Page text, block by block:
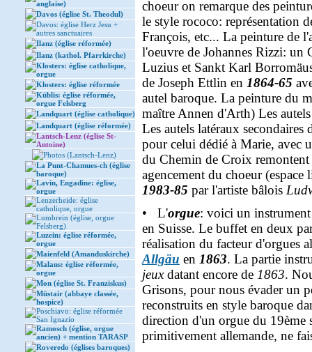
anglaise)
Davos (église St. Theodul)
Davos: église Herz Jesu +
autres sanctuaires
Ilanz (église réformée)
Ilanz (kathol. Pfarrkirche)
Klosters: église catholique,
orgue
Klosters: église réformée
Küblis: église réformée,
orgue Felsberg
Landquart (église catholique)
Landquart (église réformée)
Lantsch-Lenz (église St-
Antoine)
Photos (Lantsch-Lenz)
La Punt-Chamues-ch (église
baroque)
Lavin, Engadine: église,
orgue
Lenzerheide: église
catholique, orgue
Lumbrein (église, orgue
Felsberg)
Luzein: église réformée,
orgue
Maienfeld (Amanduskirche)
Malans: église réformée,
orgue
Mon (église St. Franziskus)
Müstair (abbaye classée,
hospice)
Poschiavo: église réformée
San Ignazio
Ramosch (église, orgue
ancien) + mention TARASP
Roveredo (églises baroques)
choeur on remarque des
le style rococo: représentation
François, etc... La peinture de
l'oeuvre de Johannes Rizzi: un
Luzius et Sankt Karl
de Joseph Ettlin en 1864-65
autel baroque. La peinture du
maître Annen d'Arth) Les
Les autels latéraux
pour celui dédié à Marie, avec
du Chemin de Croix
agencement du choeur (espace
1983-85 par l'artiste bâlois
• L'orgue: voici un
en Suisse. Le buffet en deux
réalisation du facteur d'orgues
Allgäu en 1863. La partie
jeuxdatant encore de 1863.
Grisons, pour nous évader un
reconstruits en style baroque
direction d'un orgue du 19ème
primitivement allemande, ne